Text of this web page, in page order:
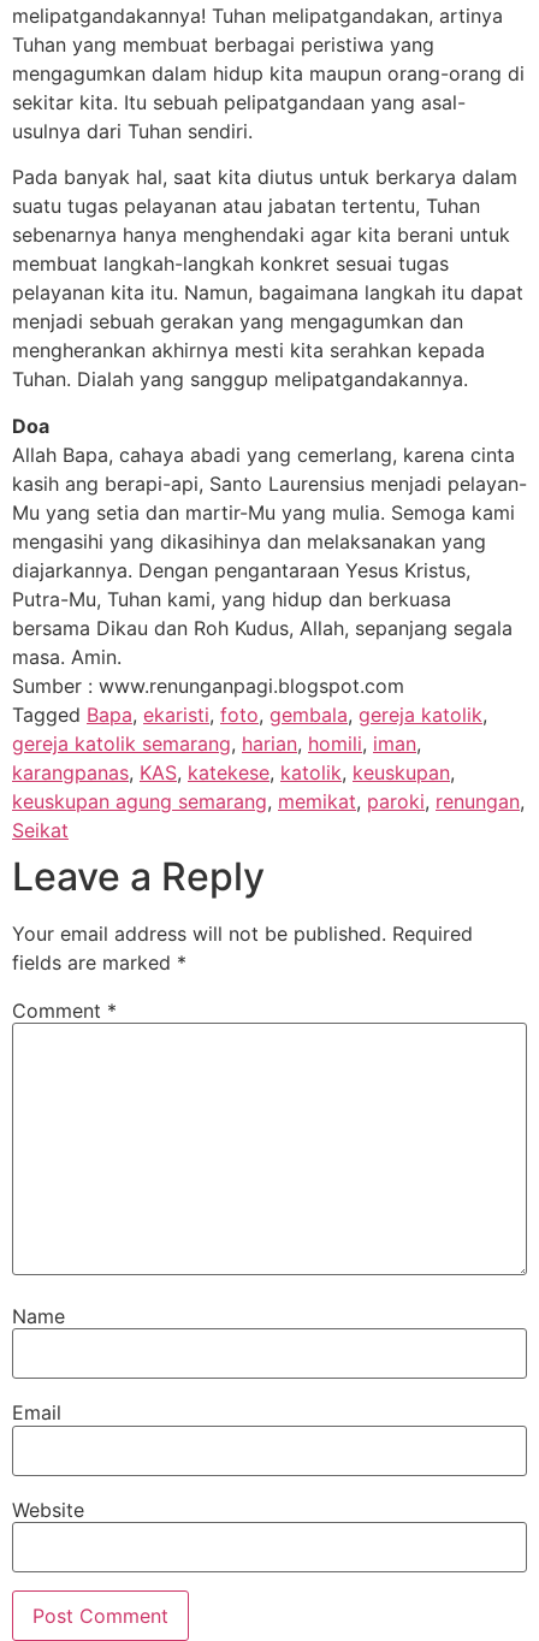
melipatgandakannya! Tuhan melipatgandakan, artinya
Tuhan yang membuat berbagai peristiwa yang
mengagumkan dalam hidup kita maupun orang-orang di
sekitar kita. Itu sebuah pelipatgandaan yang asal-
usulnya dari Tuhan sendiri.
Pada banyak hal, saat kita diutus untuk berkarya dalam
suatu tugas pelayanan atau jabatan tertentu, Tuhan
sebenarnya hanya menghendaki agar kita berani untuk
membuat langkah-langkah konkret sesuai tugas
pelayanan kita itu. Namun, bagaimana langkah itu dapat
menjadi sebuah gerakan yang mengagumkan dan
mengherankan akhirnya mesti kita serahkan kepada
Tuhan. Dialah yang sanggup melipatgandakannya.
Doa
Allah Bapa, cahaya abadi yang cemerlang, karena cinta
kasih ang berapi-api, Santo Laurensius menjadi pelayan-
Mu yang setia dan martir-Mu yang mulia. Semoga kami
mengasihi yang dikasihinya dan melaksanakan yang
diajarkannya. Dengan pengantaraan Yesus Kristus,
Putra-Mu, Tuhan kami, yang hidup dan berkuasa
bersama Dikau dan Roh Kudus, Allah, sepanjang segala
masa. Amin.
Sumber : www.renunganpagi.blogspot.com
Tagged Bapa, ekaristi, foto, gembala, gereja katolik,
gereja katolik semarang, harian, homili, iman,
karangpanas, KAS, katekese, katolik, keuskupan,
keuskupan agung semarang, memikat, paroki, renungan,
Seikat
Leave a Reply
Your email address will not be published. Required
fields are marked *
Comment *
Name
Email
Website